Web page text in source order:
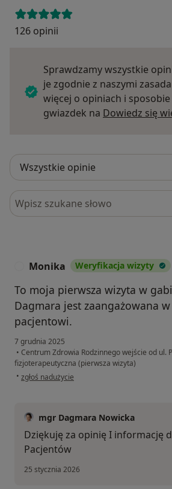
126 opinii
Sprawdzamy wszystkie
je zgodnie z naszymi
więcej o opiniach i
gwiazdek na Dowiedz się
Szukaj w opiniach
Monika Weryfikacja wizyty
To moja pierwsza wizyta w
Dagmara jest zaangażowana
pacjentowi.
7 grudnia 2025
• Centrum Zdrowia Rodzinnego wejście od ul.
fizjoterapeutyczna (pierwsza wizyta)
• w opinii użytkownika Monika
zgłoś nadużycie
mgr Dagmara Nowicka
Dziękuję za opinię I informację
Pacjentów
25 stycznia 2026